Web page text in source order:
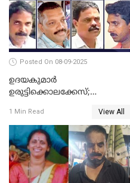
Posted On 08-09-2025
ഉദയകുമാര്‍
ഉരുട്ടിക്കൊലക്കേസ്;
സുപ്രീംകോടതിയിലേക്ക്
1 Min Read View All